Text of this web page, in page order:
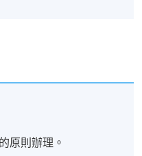
原則辦理。